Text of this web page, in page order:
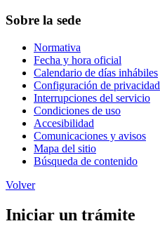
Sobre la sede
Normativa
Fecha y hora oficial
Calendario de días inhábiles
Configuración de privacidad
Interrupciones del servicio
Condiciones de uso
Accesibilidad
Comunicaciones y avisos
Mapa del sitio
Búsqueda de contenido
Volver
Iniciar un trámite